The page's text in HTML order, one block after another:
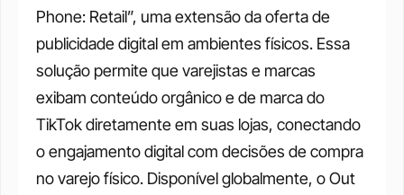
Phone: Retail”, uma extensão da oferta de
publicidade digital em ambientes físicos. Essa
solução permite que varejistas e marcas
exibam conteúdo orgânico e de marca do
TikTok diretamente em suas lojas, conectando
o engajamento digital com decisões de compra
no varejo físico. Disponível globalmente, o Out